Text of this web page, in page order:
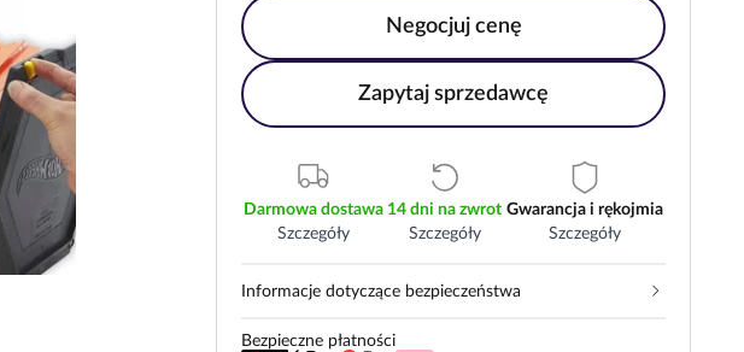
Negocjuj cenę
Zapytaj sprzedawcę
Darmowa dostawa
Szczegóły
14 dni na zwrot
Szczegóły
Gwarancja i rękojmia
Szczegóły
Informacje dotyczące bezpieczeństwa
Bezpieczne płatności